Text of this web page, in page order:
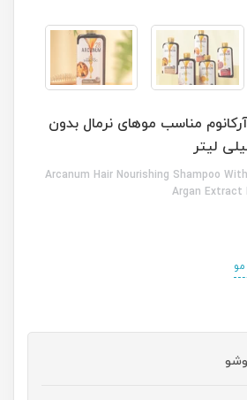
مناسب موهای نرمال بدون
Arcanum Hair Nourishing Shampoo
Argan Extract